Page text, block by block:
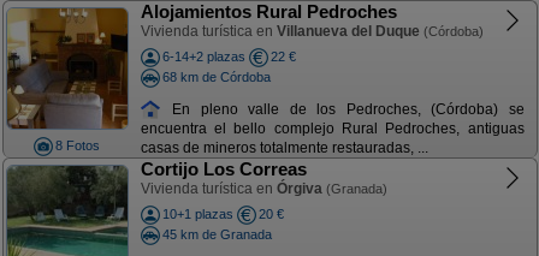
8 Fotos
Alojamientos Rural Pedroches
Vivienda turística en Villanueva del Duque (Córdoba)
6-14+2 plazas
22 €
68 km de Córdoba
En pleno valle de los Pedroches, (Córdoba) se
encuentra el bello complejo Rural Pedroches, antiguas
casas de mineros totalmente restauradas, ...
Cortijo Los Correas
Vivienda turística en Órgiva (Granada)
10+1 plazas
20 €
45 km de Granada